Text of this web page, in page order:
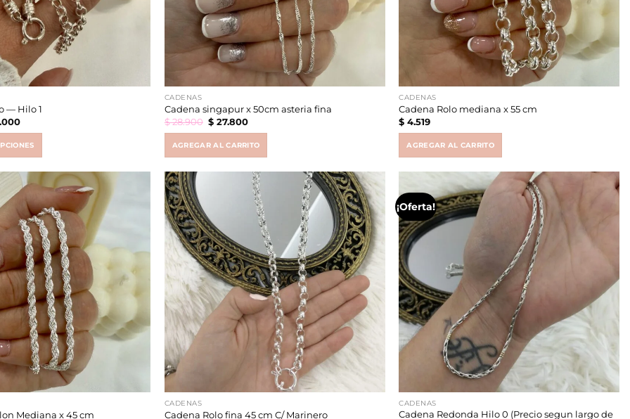
— Hilo 1
Current
$ 89.000.
CADENAS
Cadena singapur x 50cm asteria fina
$28.900 Original
price
$ 28.900.
$27.800Current
$ 27.800.
AGREGAR AL CARRITO
CADENAS
Cadena Rolo mediana x 55 cm
$ 4.519
AGREGAR AL CARRITO
Mediana x 45 cm
CADENAS
Cadena Rolo fina 45 cm C/ Marinero
¡Oferta!
CADENAS
Cadena Redonda Hilo 0 (Precio segun largo de